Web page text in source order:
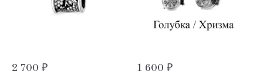
2 700 ₽ 1 600 ₽